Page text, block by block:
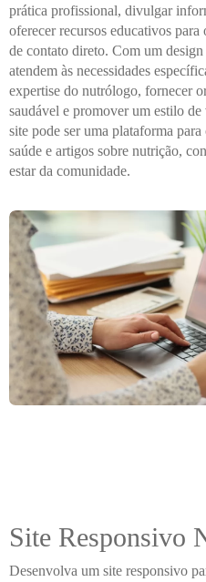
prática profissional, divulgar
oferecer recursos educativos
de contato direto. Com um
atendem às necessidades
expertise do nutrólogo, fornecer
saudável e promover um estilo
site pode ser uma plataforma
saúde e artigos sobre nutrição,
estar da comunidade.
Site Responsivo
Desenvolva um site responsivo